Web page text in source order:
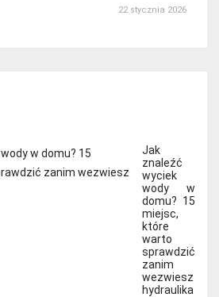
22 stycznia 2026
Jak
znaleźć
wyciek
wody w
domu? 15
miejsc,
które
warto
sprawdzić
zanim
wezwiesz
hydraulika